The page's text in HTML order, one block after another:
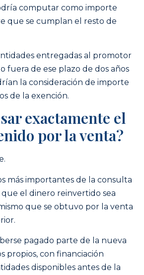
computar como importe
que se cumplan el resto de
entregadas al promotor
fuera de ese plazo de dos años
la consideración de importe
de la exención.
exactamente el
por la venta?
más importantes de la consulta
que el dinero reinvertido sea
que se obtuvo por la venta
pagado parte de la nueva
propios, con financiación
disponibles antes de la